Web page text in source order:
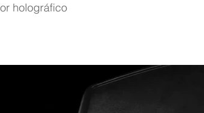
holográfico